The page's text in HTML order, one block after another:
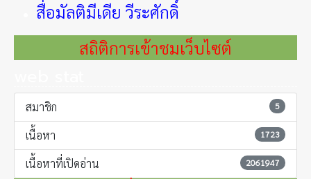
สื่อมัลติมีเดีย วีระศักดิ์
สถิติการเข้าชมเว็บไซต์
สมาชิก 5
เนื้อหา 1723
เนื้อหาที่เปิดอ่าน 2061947